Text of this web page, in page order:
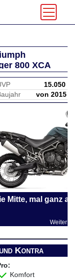
800 XCA
15.050 €
von 2015
Mitte, mal ganz
Weiter
Kontra
Komfort